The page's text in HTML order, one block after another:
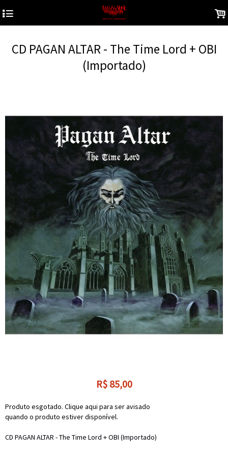
4 .
CD PAGAN ALTAR - The Time Lord + OBI
(Importado)
R$ 85,00
Produto esgotado. Clique aqui para ser avisado
quando o produto estiver disponível.
CD PAGAN ALTAR - The Time Lord + OBI (Importado)